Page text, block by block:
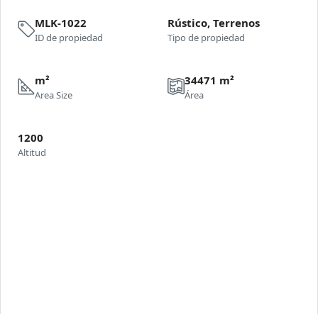
MLK-1022
ID de propiedad
Rústico, Terrenos
Tipo de propiedad
m²
Area Size
34471 m²
Área
1200
Altitud